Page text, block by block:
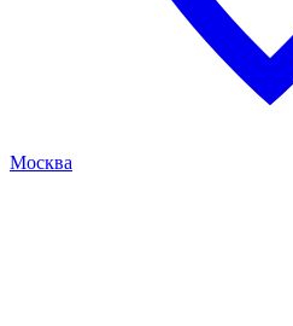
Москва